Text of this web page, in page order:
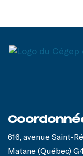
616, avenue Saint-
Matane (Québec)